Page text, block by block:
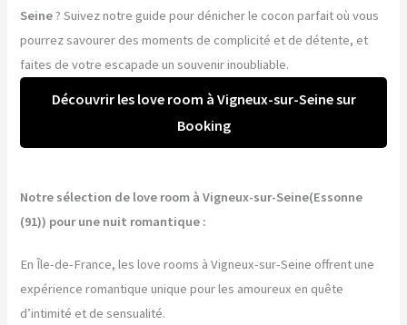
Seine? Suivez notre guide pour dénicher le cocon parfait où vous
pourrez savourer des moments de complicité et de détente, et
faites de votre escapade un souvenir inoubliable.
Découvrir les love room à Vigneux-sur-Seine sur
Booking
Notre sélection de love room à Vigneux-sur-Seine(Essonne
(91)) pour une nuit romantique :
En Île-de-France, les love rooms à Vigneux-sur-Seine offrent une
expérience romantique unique pour les amoureux en quête
d’intimité et de sensualité.